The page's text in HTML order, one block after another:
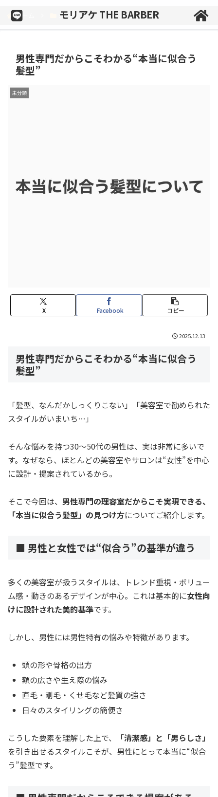
ホーム 未分類
男性専門だからこそわかる“本当に似合う
髪型”
未分類
X Facebook コピー
2025.12.13
男性専門だからこそわかる“本当に似合う
髪型”
「髪型、なんだかしっくりこない」「美容室で勧められた
スタイルがいまいち…」
そんな悩みを持つ30〜50代の男性は、実は非常に多いで
す。なぜなら、ほとんどの美容室やサロンは“女性”を中心
に設計・提案されているから。
そこで今回は、 男性専門の理容室だからこそ実現できる、
「本当に似合う髪型」の見つけ方についてご紹介します。
■ 男性と女性では“似合う”の基準が違う
多くの美容室が扱うスタイルは、トレンド重視・ボリュー
ム感・動きのあるデザインが中心。これは基本的に女性向
けに設計された美的基準です。
しかし、男性には男性特有の悩みや特徴があります。
頭の形や骨格の出方
額の広さや生え際の悩み
直毛・剛毛・くせ毛など髪質の強さ
日々のスタイリングの簡便さ
こうした要素を理解した上で、
「清潔感」と「男らしさ」
を引き出せるスタイルこそが、男性にとって本当に“似合
う”髪型です。
モリアケ THE BARBER